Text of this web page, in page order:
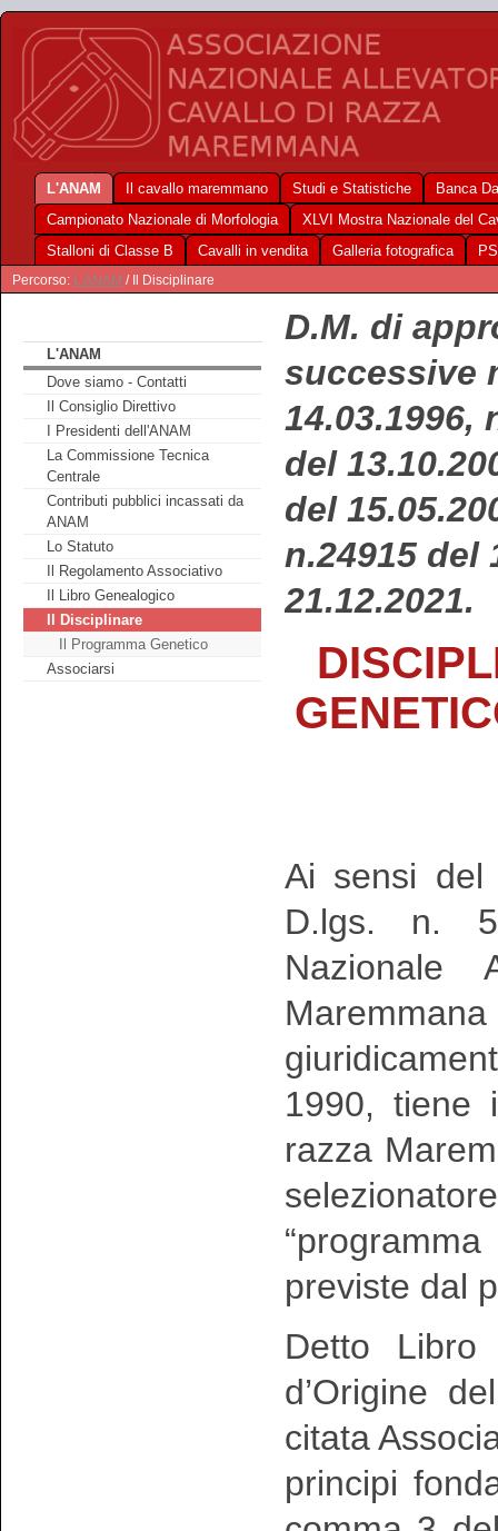
L'ANAM Il cavallo maremmano Studi e Statistiche
Banca
Campionato Nazionale di Morfologia
XLVI Mostra Nazionale del
Stalloni di Classe B
Cavalli in vendita Galleria fotografica
Percorso: L'ANAM / Il Disciplinare
L'ANAM
Dove siamo - Contatti
Il Consiglio Direttivo
I Presidenti dell'ANAM
La Commissione Tecnica
Centrale
Contributi pubblici incassati da
ANAM
Lo Statuto
Il Regolamento Associativo
Il Libro Genealogico
Il Disciplinare
Il Programma Genetico
Associarsi
D.M. di
successive
14.03.1996,
del
del
n.24915 del
21.12.2021.
Ai sensi del
D.lgs. n.
1990, tiene
razza
previste dal
Detto Libro
d’Origine
citata
principi